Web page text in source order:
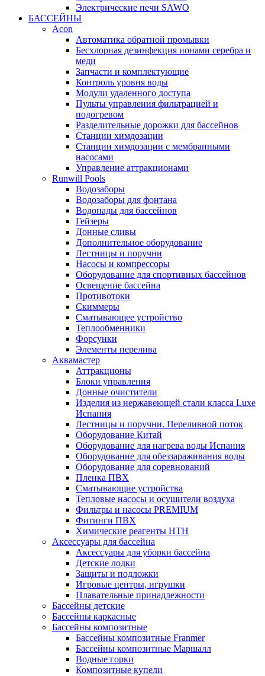
Электрические печи SAWO
БАССЕЙНЫ
Acon
Автоматика обратной промывки
Беcхлорная дезинфекция ионами серебра и
меди
Запчасти и комплектующие
Контроль уровня воды
Модули удаленного доступа
Пульты управления фильтрацией и
подогревом
Разделительные дорожки для бассейнов
Станции химдозации
Станции химдозации с мембранными
насосами
Управление аттракционами
Runwill Pools
Водозаборы
Водозаборы для фонтана
Водопады для бассейнов
Гейзеры
Донные сливы
Дополнительное оборудование
Лестницы и поручни
Насосы и компрессоры
Оборудование для спортивных бассейнов
Освещение бассейна
Противотоки
Скиммеры
Сматывающее устройство
Теплообменники
Форсунки
Элементы перелива
Аквамастер
Аттракционы
Блоки управления
Донные очистители
Изделия из нержавеющей стали класса Luxe
Испания
Лестницы и поручни. Переливной поток
Оборудование Китай
Оборудование для нагрева воды Испания
Оборудование для обеззараживания воды
Оборудование для соревнований
Пленка ПВХ
Сматывающие устройства
Тепловые насосы и осушители воздуха
Фильтры и насосы PREMIUM
Фитинги ПВХ
Химические реагенты HTH
Аксессуары для бассейна
Аксессуары для уборки бассейна
Детские лодки
Защиты и подложки
Игровые центры, игрушки
Плавательные принадлежности
Бассейны детские
Бассейны каркасные
Бассейны композитные
Бассейны композитные Franmer
Бассейны композитные Маршалл
Водные горки
Композитные купели